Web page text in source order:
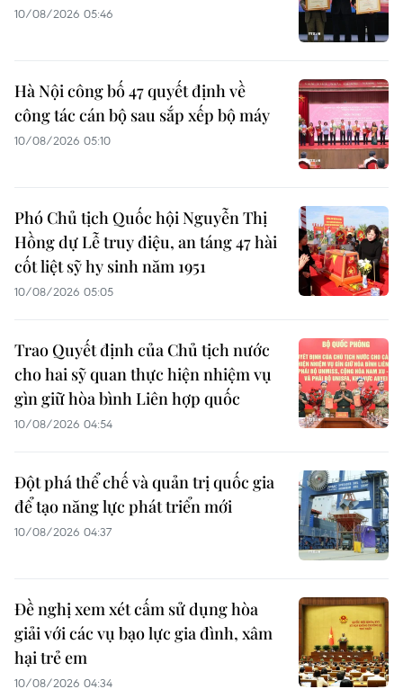
10/08/2026 05:46
Hà Nội công bố 47 quyết định về
công tác cán bộ sau sắp xếp bộ máy
10/08/2026 05:10
Phó Chủ tịch Quốc hội Nguyễn Thị
Hồng dự Lễ truy điệu, an táng 47 hài
cốt liệt sỹ hy sinh năm 1951
10/08/2026 05:05
Trao Quyết định của Chủ tịch nước
cho hai sỹ quan thực hiện nhiệm vụ
gìn giữ hòa bình Liên hợp quốc
10/08/2026 04:54
Đột phá thể chế và quản trị quốc gia
để tạo năng lực phát triển mới
10/08/2026 04:37
Đề nghị xem xét cấm sử dụng hòa
giải với các vụ bạo lực gia đình, xâm
hại trẻ em
10/08/2026 04:34